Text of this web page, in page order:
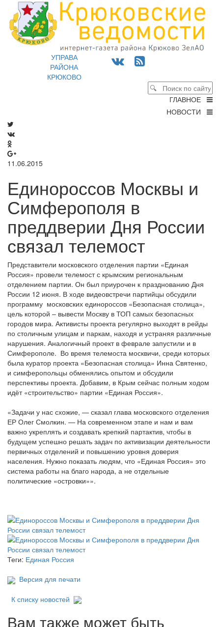
УПРАВА
РАЙОНА
КРЮКОВО
ГЛАВНОЕ
НОВОСТИ
11.06.2015
Единороссов Москвы и
Симферополя в
преддверии Дня России
связал телемост
Представители московского отделения партии «Единая
Россия» провели телемост с крымским региональным
отделением партии. Он был приурочен к празднованию Дня
России 12 июня. В ходе видеовстречи партийцы обсудили
программу московских единороссов «Безопасная столица»,
цель которой – вывести Москву в ТОП самых безопасных
городов мира. Активисты проекта регулярно выходят в рейды
по столичным улицам и паркам, находя и устраняя различные
нарушения. Аналогичный проект в феврале запустили и в
Симферополе. Во время телемоста москвичи, среди которых
была куратор проекта «Безопасная столица» Инна Святенко,
и симферопольцы обменялись опытом и обсудили
перспективы проекта. Добавим, в Крым сейчас полным ходом
идёт «строительство» партии «Единая Россия».
«Задачи у нас схожие, — сказал глава московского отделения
ЕР Олег Смолкин. — На современном этапе и нам и вам
важно укреплять и создавать крепкий партактив, чтобы в
будущем успешно решать задач по активизации деятельности
первичных отделений и повышению уровня доверия
населения. Нужно показать людям, что «Единая Россия» это
система работы на благо народа, а не отдельные
политические «островки»».
Теги: Единая Россия
Версия для печати
К списку новостей
Вам также может быть